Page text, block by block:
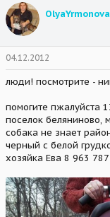
OlyaYrmonova
04.12.2012
люди! посмотрите -
помогите пжалуйста
поселок беляниново,
собака не знает
черный с белой
хозяйка Ева 8 963